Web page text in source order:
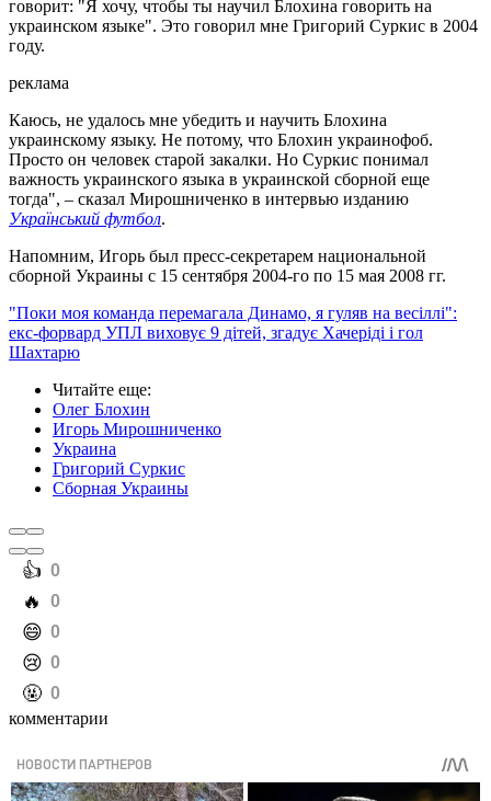
говорит: "Я хочу, чтобы ты научил Блохина говорить на
украинском языке". Это говорил мне Григорий Суркис в 2004
году.
реклама
Каюсь, не удалось мне убедить и научить Блохина
украинскому языку. Не потому, что Блохин украинофоб.
Просто он человек старой закалки. Но Суркис понимал
важность украинского языка в украинской сборной еще
тогда", – сказал Мирошниченко в интервью изданию
Український футбол.
Напомним, Игорь был пресс-секретарем национальной
сборной Украины с 15 сентября 2004-го по 15 мая 2008 гг.
"Поки моя команда перемагала Динамо, я гуляв на весіллі":
екс-форвард УПЛ виховує 9 дітей, згадує Хачеріді і гол
Шахтарю
Читайте еще:
Олег Блохин
Игорь Мирошниченко
Украина
Григорий Суркис
Сборная Украины
️👍 0
️🔥 0
️😄 0
️😢 0
️🤬 0
комментарии